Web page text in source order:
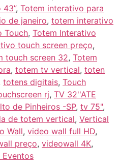
, Totem interativo para
de janeiro, totem interativo
Touch, Totem Interativo
touch screen preço,
touch screen 32, Totem
, totem tv vertical, toten
totens digitais, Touch
rj, TV 32''ATE
de Pinheiros‎ -SP, tv 75",
de totem vertical, Vertical
Wall, video wall full HD,
preço, videowall 4K,